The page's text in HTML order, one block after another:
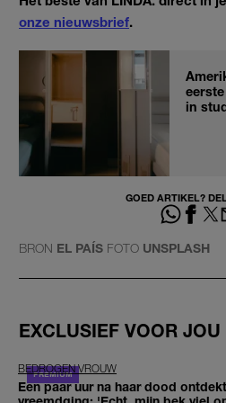
onze nieuwsbrief.
in
GOED ARTIKEL?
BRON EL PAÍS FOTO UNSPLASH
EXCLUSIEF VOOR JOU
BEDROGEN VROUW
Een paar uur na haar dood